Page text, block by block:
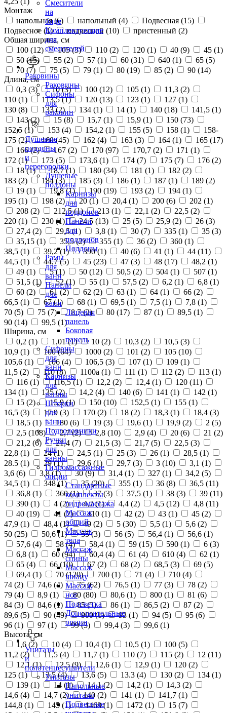
Смесители
на
биде
Комплектующие
для
смесителей
Раковины
Раковины
Сифоны
для
раковин
Душевые
поддоны
и
перегородки
Душевые
поддоны
Карнизы
для
поддонов
Панели
для
поддонов
Поддоны
Рамы
для
ванн
Панели
для
ванн
Лицевая
панель
Боковая
панель
Сифоны
для
ванн
Карнизы
для
ванны
Шторки
для
ванн
Подголовники
Ручки
для
ванны
Гидромассажные
опции
Стандартные
комплекты
гидромассажа
Массаж
общий
Массаж
тела
Массаж
спины
Массаж
шиацу
Массаж
ног
Подсветка
Дополнительные
опции
Унитазы
и
полотенцесушители
Унитазы
Напольные
унитазы
Подвесные
Монтаж
напольная (6) напольный (4) Подвесная (15)
Подвесное (1) подвесной (10) пристенный (2)
Общая ширина, см
100 (12) 105 (3) 110 (2) 120 (1) 40 (9) 45 (1)
50 (15) 55 (2) 57 (1) 60 (31) 640 (1) 65 (5)
70 (7) 75 (5) 79 (1) 80 (19) 85 (2) 90 (14)
Длина, см
0,3 (3) 10 (3) 100 (12) 105 (1) 11,3 (2)
110 (1) 113,5 (1) 120 (13) 123 (1) 127 (1)
130 (8) 133 (2) 134 (1) 14 (1) 140 (18) 141,5 (1)
143 (2) 15 (8) 15,7 (1) 15,9 (1) 150 (73)
152,5 (1) 153 (4) 154,2 (1) 155 (5) 158 (1)
158-
175 (2) 160 (45) 162 (4) 163 (3) 164 (1) 165 (17)
166 (2) 167 (2) 170 (97) 170,7 (2) 171 (1)
172 (1) 173 (5) 173,6 (1) 174 (7) 175 (7) 176 (2)
18 (1) 18,7 (1) 180 (34) 181 (1) 182 (2)
183 (2) 184 (3) 185 (3) 186 (1) 187 (1) 189 (2)
19 (1) 19,8 (1) 190 (19) 193 (2) 194 (1)
195 (1) 198 (2) 20 (1) 20,4 (1) 200 (6) 202 (1)
208 (2) 212,5 (1) 213 (1) 22,1 (2) 22,5 (2)
220 (1) 230 (1) 24,5 (13) 25 (5) 25,9 (2) 26 (3)
27,4 (2) 29,5 (1) 3,8 (1) 30 (7) 335 (1) 35 (3)
35,15 (1) 35,5 (2) 355 (1) 36 (2) 360 (1)
38,5 (1) 39,2 (1) 390 (1) 40 (6) 41 (1) 44 (11)
44,5 (1) 44,7 (5) 45 (23) 47 (3) 48 (17) 48,2 (1)
49 (1) 5 (1) 50 (12) 50,5 (2) 504 (1) 507 (1)
51,5 (1) 52 (1) 55 (1) 57,5 (2) 6,2 (1) 6,8 (1)
60 (2) 61 (2) 62 (2) 63 (1) 64 (1) 66 (2)
66,5 (1) 67 (1) 68 (1) 69,5 (1) 7,5 (1) 7,8 (1)
70 (5) 75 (7) 8,7 (2) 80 (17) 87 (1) 89,5 (1)
90 (14) 99,5 (1)
Ширина, см
0,2 (1) 1,01 (1) 10 (2) 10,3 (2) 10,5 (3)
10,9 (1) 100 (64) 1000 (2) 101 (2) 105 (10)
105,6 (1) 106 (4) 106,5 (3) 107 (1) 109 (1)
11,5 (2) 110 (8) 1100а (1) 111 (1) 112 (2) 113 (1)
116 (1) 116,5 (1) 12,2 (2) 12,4 (1) 120 (11)
134 (1) 135 (2) 14,2 (4) 140 (6) 141 (1) 142 (1)
15 (2) 15,9 (1) 150 (10) 152,5 (1) 155 (1)
16,5 (3) 17,9 (3) 170 (2) 18 (2) 18,3 (1) 18,4 (3)
18,5 (1) 180 (6) 19 (3) 19,6 (1) 19,9 (2) 2 (5)
2,5 (108) 2,7 (2) 2,8 (10) 2,9 (4) 20 (6) 21 (2)
21,2 (6) 21,4 (7) 21,5 (3) 21,7 (5) 22,5 (3)
22,8 (1) 24 (1) 24,5 (1) 25 (3) 26 (1) 28,5 (1)
28.5 (1) 29 (1) 29,6 (1) 29,7 (3) 3 (10) 3,1 (1)
3,6 (6) 3,8 (1) 30 (9) 31,4 (1) 327 (1) 34,2 (5)
34,5 (1) 348 (1) 35 (20) 355 (1) 36 (8) 36,5 (11)
36,8 (1) 360 (1) 37 (3) 37,5 (1) 38 (3) 39 (11)
390 (1) 4 (2) 4,2 (1) 4,4 (2) 4,5 (12) 4,8 (11)
40 (19) 41 (2) 410 (1) 42 (2) 43 (1) 45 (2)
47,9 (1) 48,4 (1) 49 (2) 5 (30) 5,5 (1) 5,6 (2)
50 (25) 50,6 (1) 55 (3) 56 (5) 56,4 (1) 56,6 (1)
57,6 (4) 58 (4) 58,4 (1) 59 (15) 590 (1) 6 (3)
6,8 (1) 60 (94) 60,4 (4) 61 (4) 610 (4) 62 (1)
65 (4) 66 (10) 67 (2) 68 (2) 68,5 (3) 69 (5)
69,4 (1) 70 (120) 700 (1) 71 (4) 710 (4)
74 (2) 74,6 (4) 75 (62) 76,5 (1) 77 (3) 78 (2)
79 (4) 8,9 (1) 80 (80) 80,6 (1) 800 (1) 81 (6)
84 (3) 84,6 (1) 85 (3) 86 (1) 86,5 (2) 87 (2)
89,6 (5) 90 (49) 900 (1) 93 (1) 94 (5) 95 (6)
96 (1) 97 (1) 99 (3) 99,4 (3) 99,6 (1)
Высота, см
1,6 (2) 10 (4) 10,4 (1) 10,5 (1) 100 (5)
11,2 (2) 11,5 (4) 11,7 (1) 110 (7) 115 (2) 12 (11)
12,1 (1) 12,5 (9) 12,6 (1) 12,9 (1) 120 (2)
125 (1) 13,5 (4) 13,6 (5) 13.3 (4) 130 (2) 134 (1)
139 (1) 14 (1) 14,1 (2) 14,2 (1) 14,3 (2)
14,6 (4) 14,7 (2) 140 (2) 141 (1) 141,7 (1)
144,8 (1) 145 (1) 1468 (1) 1472 (1) 15 (7)